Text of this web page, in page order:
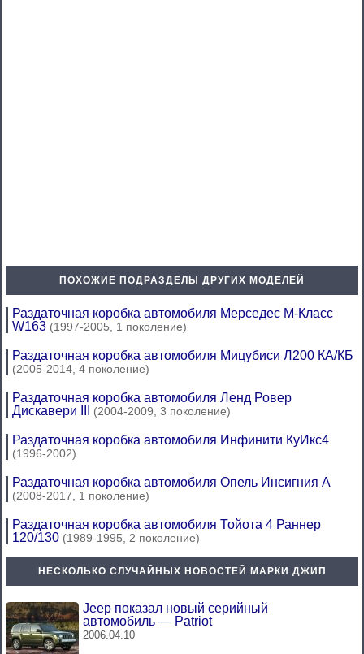
ПОХОЖИЕ ПОДРАЗДЕЛЫ ДРУГИХ МОДЕЛЕЙ
Раздаточная коробка автомобиля Мерседес М-Класс
W163 (1997-2005, 1 поколение)
Раздаточная коробка автомобиля Мицубиси Л200 КА/КБ
(2005-2014, 4 поколение)
Раздаточная коробка автомобиля Ленд Ровер
Дискавери III (2004-2009, 3 поколение)
Раздаточная коробка автомобиля Инфинити КуИкс4
(1996-2002)
Раздаточная коробка автомобиля Опель Инсигния А
(2008-2017, 1 поколение)
Раздаточная коробка автомобиля Тойота 4 Раннер
120/130 (1989-1995, 2 поколение)
НЕСКОЛЬКО СЛУЧАЙНЫХ НОВОСТЕЙ МАРКИ ДЖИП
Jeep показал новый серийный
автомобиль — Patriot
2006.04.10